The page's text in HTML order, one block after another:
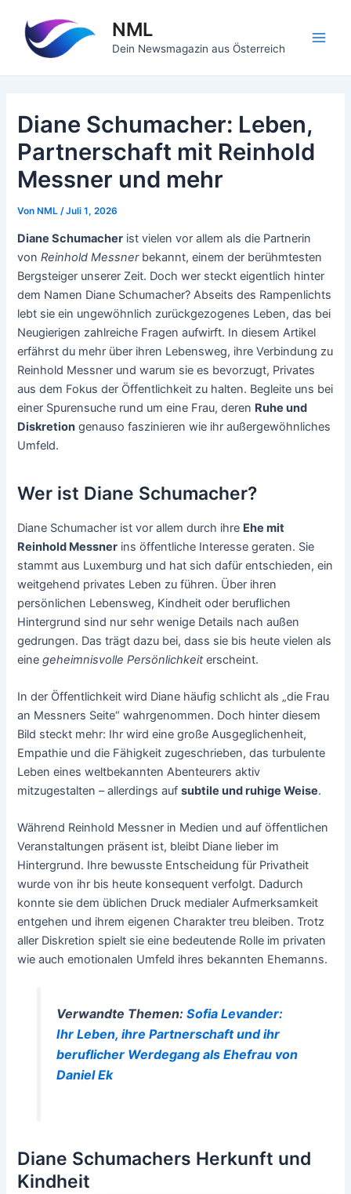
Inhalt
springen
NML
Dein Newsmagazin aus Österreich
Diane Schumacher: Leben,
Partnerschaft mit Reinhold
Messner und mehr
Von NML/Juli 1, 2026
Diane Schumacher ist vielen vor allem als die Partnerin
vonReinhold Messnerbekannt, einem der berühmtesten
Bergsteiger unserer Zeit. Doch wer steckt eigentlich hinter
dem Namen Diane Schumacher? Abseits des Rampenlichts
lebt sie ein ungewöhnlich zurückgezogenes Leben, das bei
Neugierigen zahlreiche Fragen aufwirft. In diesem Artikel
erfährst du mehr über ihren Lebensweg, ihre Verbindung zu
Reinhold Messner und warum sie es bevorzugt, Privates
aus dem Fokus der Öffentlichkeit zu halten. Begleite uns bei
einer Spurensuche rund um eine Frau, deren Ruhe und
Diskretion genauso faszinieren wie ihr außergewöhnliches
Umfeld.
Wer ist Diane Schumacher?
Diane Schumacher ist vor allem durch ihre Ehe mit
Reinhold Messner ins öffentliche Interesse geraten. Sie
stammt aus Luxemburg und hat sich dafür entschieden, ein
weitgehend privates Leben zu führen. Über ihren
persönlichen Lebensweg, Kindheit oder beruflichen
Hintergrund sind nur sehr wenige Details nach außen
gedrungen. Das trägt dazu bei, dass sie bis heute vielen als
einegeheimnisvolle Persönlichkeiterscheint.
In der Öffentlichkeit wird Diane häufig schlicht als „die Frau
an Messners Seite“ wahrgenommen. Doch hinter diesem
Bild steckt mehr: Ihr wird eine große Ausgeglichenheit,
Empathie und die Fähigkeit zugeschrieben, das turbulente
Leben eines weltbekannten Abenteurers aktiv
mitzugestalten – allerdings aufsubtile und ruhige Weise.
Während Reinhold Messner in Medien und auf öffentlichen
Veranstaltungen präsent ist, bleibt Diane lieber im
Hintergrund. Ihre bewusste Entscheidung für Privatheit
wurde von ihr bis heute konsequent verfolgt. Dadurch
konnte sie dem üblichen Druck medialer Aufmerksamkeit
entgehen und ihrem eigenen Charakter treu bleiben. Trotz
aller Diskretion spielt sie eine bedeutende Rolle im privaten
wie auch emotionalen Umfeld ihres bekannten Ehemanns.
Verwandte Themen: Sofia Levander:
Ihr Leben, ihre Partnerschaft und ihr
beruflicher Werdegang als Ehefrau von
Daniel Ek
Diane Schumachers Herkunft und
Kindheit